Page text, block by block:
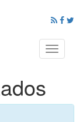
Toggle